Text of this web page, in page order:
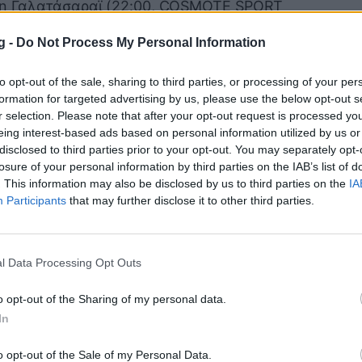
- Do Not Process My Personal Information
opt-out of the sale, sharing to third parties, or processing of your
for targeted advertising by us, please use the below opt-out
selection. Please note that after your opt-out request is processed
interest-based ads based on personal information utilized by us
to third parties prior to your opt-out. You may separately
of your personal information by third parties on the IAB’s list of
This information may also be disclosed by us to third parties on the
Participants that may further disclose it to other third parties.
Data Processing Opt Outs
opt-out of the Sharing of my personal data.
opt-out of the Sale of my Personal Data.
Γαλατάσαραϊ (22:00, COSMOTE SPORT
μεγάλη ανατροπή μετά την ήττα με 5-2
COSMOTE SPORT
οι τηλεθεατές θα έχουν στη διάθεσή
League Show» με τους Μιχάλη Τσόχο
τη λήξη των ματς (19.00 & 00.05,
ρεπορτάζ, δηλώσεις των
και τα καλύτερα στιγμιότυπα.
League Λεπτό προς Λεπτό», με τον
προς λεπτό ενημέρωση από όλα τα ματς
1HD).
Phase Play-offs, 2η Αγωνιστική)